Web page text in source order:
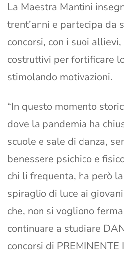
La Maestra Mantini
trent’anni e partecipa da
concorsi, con i suoi
costruttivi per fortificare
stimolando motivazioni.
“In questo momento
dove la pandemia ha
scuole e sale di danza,
benessere psichico e
chi li frequenta, ha però
spiraglio di luce ai
che, non si vogliono
continuare a studiare
concorsi di PREMINENTE